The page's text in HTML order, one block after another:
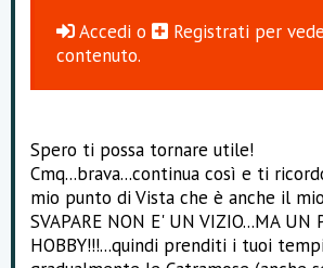
Accedi o Registrati per
contenuto.
Spero ti possa tornare utile!
Cmq...brava...continua così e ti
mio punto di Vista che è anche il
SVAPARE NON E' UN VIZIO...MA UN
HOBBY!!!...quindi prenditi i tuoi